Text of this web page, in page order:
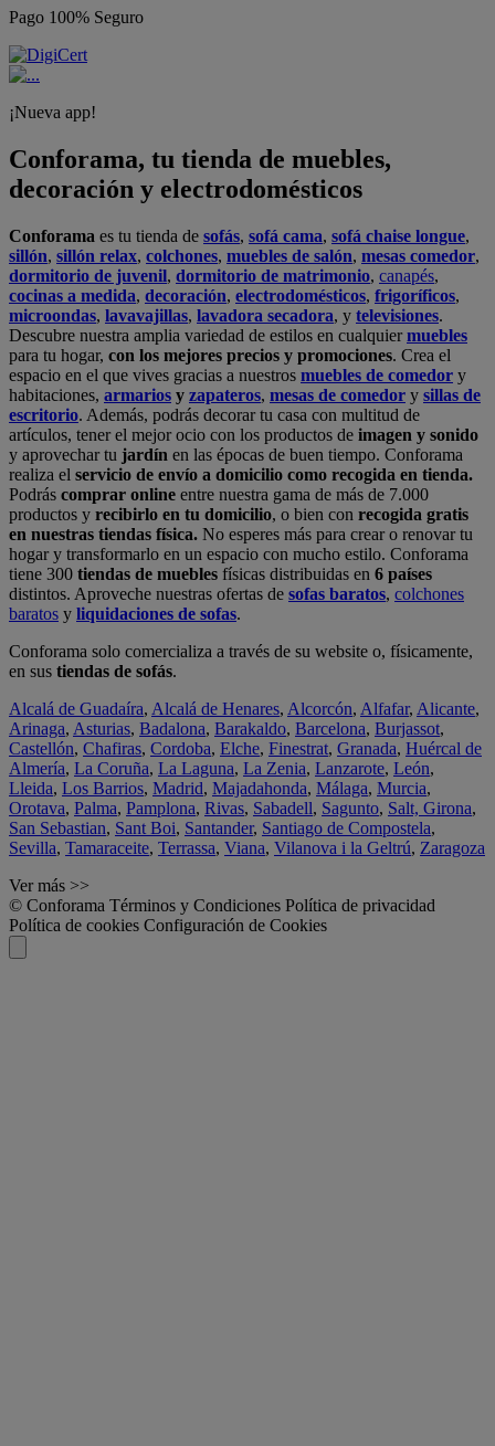
Pago 100% Seguro
¡Nueva app!
Conforama, tu tienda de muebles,
decoración y electrodomésticos
Conforama es tu tienda de sofás, sofá cama, sofá chaise longue,
sillón, sillón relax, colchones, muebles de salón, mesas comedor,
dormitorio de juvenil, dormitorio de matrimonio, canapés,
cocinas a medida, decoración, electrodomésticos, frigoríficos,
microondas, lavavajillas, lavadora secadora, y televisiones.
Descubre nuestra amplia variedad de estilos en cualquiermuebles
para tu hogar, con los mejores precios y promociones. Crea el
espacio en el que vives gracias a nuestros muebles de comedor y
habitaciones, armarios y zapateros, mesas de comedor y sillas de
escritorio. Además, podrás decorar tu casa con multitud de
artículos, tener el mejor ocio con los productos de imagen y sonido
y aprovechar tu jardín en las épocas de buen tiempo. Conforama
realiza el servicio de envío a domicilio como recogida en tienda.
Podrás comprar online entre nuestra gama de más de 7.000
productos y recibirlo en tu domicilio, o bien con recogida gratis
en nuestras tiendas física. No esperes más para crear o renovar tu
hogar y transformarlo en un espacio con mucho estilo. Conforama
tiene 300 tiendas de muebles físicas distribuidas en 6 países
distintos. Aproveche nuestras ofertas de sofas baratos, colchones
baratos y liquidaciones de sofas.
Conforama solo comercializa a través de su website o, físicamente,
en sus tiendas de sofás.
Alcalá de Guadaíra, Alcalá de Henares, Alcorcón, Alfafar, Alicante,
Arinaga, Asturias, Badalona, Barakaldo, Barcelona, Burjassot,
Castellón, Chafiras, Cordoba, Elche, Finestrat, Granada, Huércal de
Almería, La Coruña, La Laguna, La Zenia, Lanzarote, León,
Lleida, Los Barrios, Madrid, Majadahonda, Málaga, Murcia,
Orotava, Palma, Pamplona, Rivas, Sabadell, Sagunto, Salt, Girona,
San Sebastian, Sant Boi, Santander, Santiago de Compostela,
Sevilla, Tamaraceite, Terrassa, Viana, Vilanova i la Geltrú, Zaragoza
Ver más >>
© Conforama Términos y Condiciones Política de privacidad
Política de cookies Configuración de Cookies